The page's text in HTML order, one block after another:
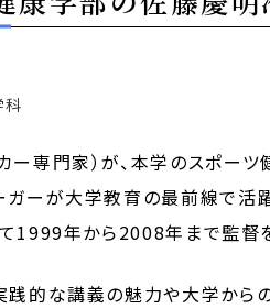
科
専門家）が、本学のスポー
ーが大学教育の最前線で活
1999年から2008年まで監督
的な講義の魅力や大学から